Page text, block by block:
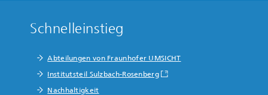
Schnelleinstieg
Abteilungen von Fraunhofer UMSICHT
Institutsteil Sulzbach-Rosenberg
Nachhaltigkeit